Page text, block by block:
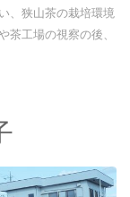
狭山茶の栽培環境
茶工場の視察の後、